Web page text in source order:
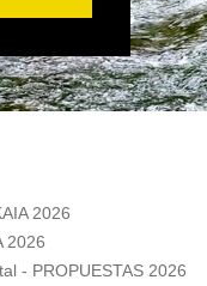
2026
2026
- PROPUESTAS 2026